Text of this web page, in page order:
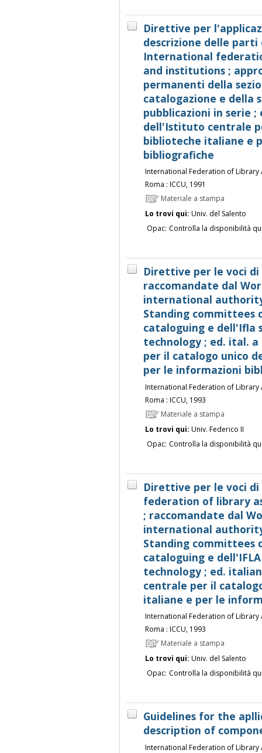
Direttive per
descrizione delle
International
and institutions ;
permanenti della
catalogazione e della
pubblicazioni in serie
dell'Istituto centrale
biblioteche italiane e
bibliografiche
International Federation of
Roma : ICCU, 1991
Materiale a stampa
Lo trovi qui: Univ. del Salento
Opac: Controlla la disponibilità
Direttive per le voci
raccomandate dal
international
Standing committees
cataloguing e dell'Ifla
technology ; ed. ital.
per il catalogo unico
per le informazioni
International Federation of
Roma : ICCU, 1993
Materiale a stampa
Lo trovi qui: Univ. Federico II
Opac: Controlla la disponibilità
Direttive per le voci
federation of library
; raccomandate dal
international
Standing committees
cataloguing e
technology ; ed.
centrale per il
italiane e per le
International Federation of
Roma : ICCU, 1993
Materiale a stampa
Lo trovi qui: Univ. del Salento
Opac: Controlla la disponibilità
Guidelines for the
description of
International Federation of